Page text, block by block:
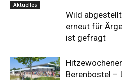
Aktuelles
Wild
erneut für
ist gefragt
Berenbostel –